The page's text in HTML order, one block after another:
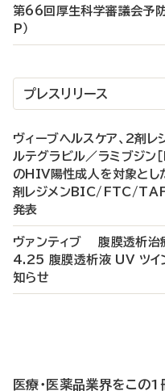
第66回厚生科学審議会予防
P）
プレスリリース
ヴィーブヘルスケア、2剤レ
ルテグラビル／ラミブジン
のHIV陽性成人を対象とし
剤レジメンBIC/FTC/TAF
発表
ヴァンティブ 腹膜透析治
4.25 腹膜透析液 UV ツイ
知らせ
医療・医薬品業界をこの1